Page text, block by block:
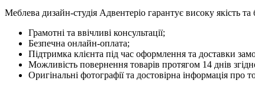
Меблева дизайн-студія Адвентеріо гарантує високу якість
Грамотні та ввічливі консультації;
Безпечна онлайн-оплата;
Підтримка клієнта під час оформлення та доставки
Можливість повернення товарів протягом 14 днів
Оригінальні фотографії та достовірна інформація про